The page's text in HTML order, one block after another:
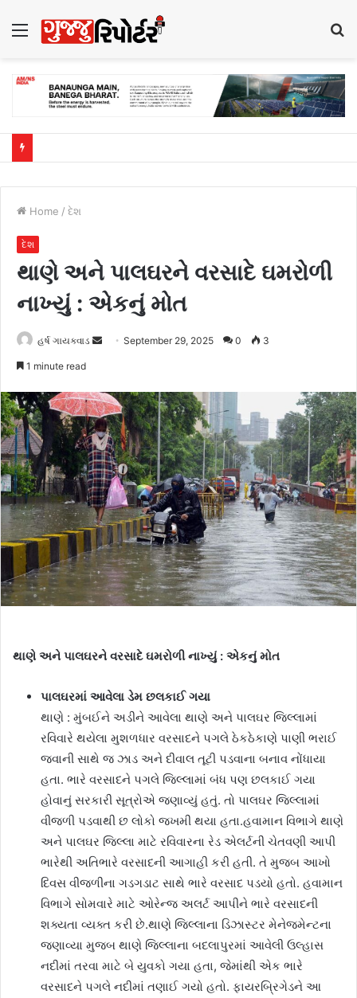
Menu
Home / દેશ
દેશ
થાણે અને પાલઘરને વરસાદે ઘમરોળી
નાખ્યું : એકનું મોત
હર્ષ ગાયક્વાડ
d
a
n
e
m
a
i
September 29, 2025 0 3
1 minute read
થાણે અને પાલઘરને વરસાદે ઘમરોળી નાખ્યું : એકનું મોત
પાલઘરમાં આવેલા ડેમ છલકાઈ ગયા
થાણે : મુંબઈને અડીને આવેલા થાણે અને પાલઘર જિલ્લામાં
રવિવારે થયેલા મુશળધાર વરસાદને પગલે ઠેકઠેકાણે પાણી ભરાઈ
જવાની સાથે જ ઝાડ અને દીવાલ તૂટી પડવાના બનાવ નોંધાયા
હતા. ભારે વરસાદને પગલે જિલ્લામાં બંધ પણ છલકાઈ ગયા
હોવાનું સરકારી સૂત્રોએ જણાવ્યું હતું. તો પાલઘર જિલ્લામાં
વીજળી પડવાથી છ લોકો જખમી થયા હતા.હવામાન વિભાગે થાણે
અને પાલઘર જિલ્લા માટે રવિવારના રેડ એલર્ટની ચેતવણી આપી
ભારેથી અતિભારે વરસાદની આગાહી કરી હતી. તે મુજબ આખો
દિવસ વીજળીના ગડગડાટ સાથે ભારે વરસાદ પડયો હતો. હવામાન
વિભાગે સોમવારે માટે ઓરેન્જ અલર્ટ આપીને ભારે વરસાદની
શક્યતા વ્યક્ત કરી છે.થાણે જિલ્લાના ડિઝાસ્ટર મેનેજમેન્ટના
જણાવ્યા મુજબ થાણે જિલ્લાના બદલાપુરમાં આવેલી ઉલ્હાસ
નદીમાં તરવા માટે બે યુવકો ગયા હતા, જેમાંથી એક ભારે
વરસાદને પગલે નદીમાં તણાઈ ગયો હતો. ફાયરબ્રિગેડને આ